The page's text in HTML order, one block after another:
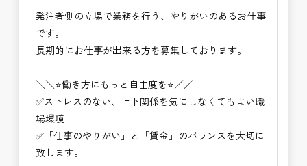
※応募書類等の送付方法につきましては、基本的に
Ｅメールで送付
頂きたいと思います。
発注者側の立場で業務を行う、やりがいのあるお仕事
です。
長期的にお仕事が出来る方を募集しております。
＼＼⭐働き方にもっと自由度を⭐／／
✅ストレスのない、上下関係を気にしなくてもよい職
場環境
✅「仕事のやりがい」と「賃金」のバランスを大切に
致します。